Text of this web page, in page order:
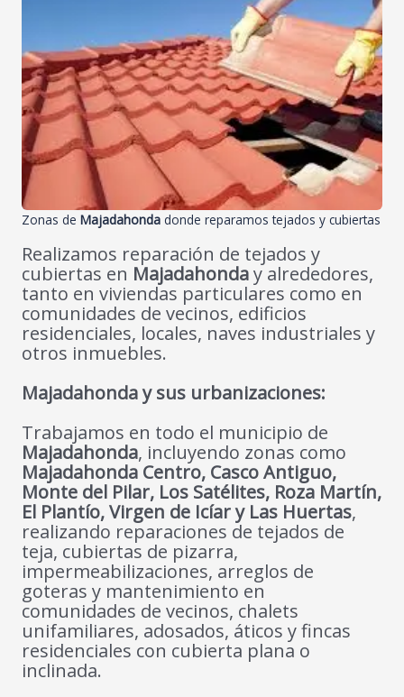
Zonas de Majadahonda donde reparamos tejados y cubiertas
Realizamos reparación de tejados y
cubiertas en Majadahonday alrededores,
tanto en viviendas particulares como en
comunidades de vecinos, edificios
residenciales, locales, naves industriales y
otros inmuebles.
Majadahonda y sus urbanizaciones:
Trabajamos en todo el municipio de
Majadahonda, incluyendo zonas como
Majadahonda Centro, Casco Antiguo,
Monte del Pilar, Los Satélites, Roza Martín,
El Plantío, Virgen de Icíar y Las Huertas,
realizando reparaciones de tejados de
teja, cubiertas de pizarra,
impermeabilizaciones, arreglos de
goteras y mantenimiento en
comunidades de vecinos, chalets
unifamiliares, adosados, áticos y fincas
residenciales con cubierta plana o
inclinada.